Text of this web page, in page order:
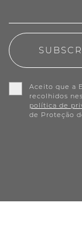
Aceito que a
recolhidos
política de
de Proteção